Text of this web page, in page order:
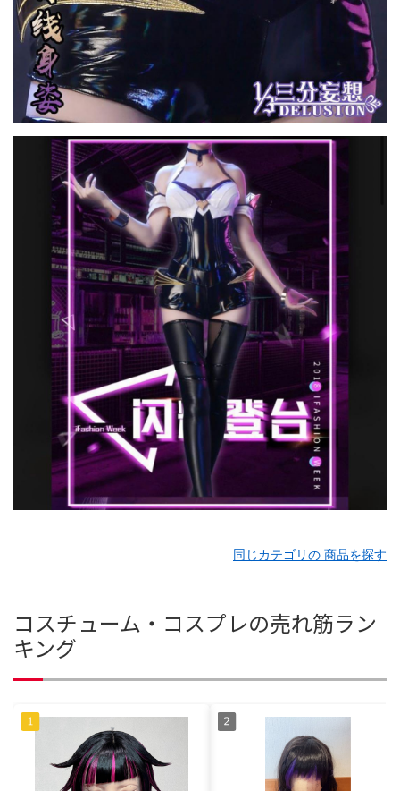
同じカテゴリの 商品を探す
コスチューム・コスプレの売れ筋ラン
キング